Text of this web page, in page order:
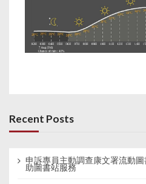
Recent Posts
申訴專員主動調查康文署流動
助圖書站服務